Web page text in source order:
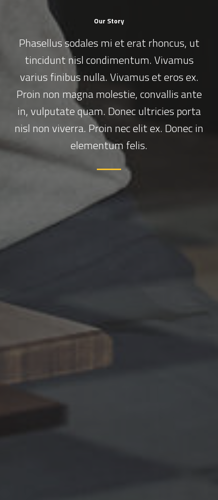
Our Story
Phasellus sodales mi et erat rhoncus, ut
tincidunt nisl condimentum. Vivamus
varius finibus nulla. Vivamus et eros ex.
Proin non magna molestie, convallis ante
in, vulputate quam. Donec ultricies porta
nisl non viverra. Proin nec elit ex. Donec in
elementum felis.